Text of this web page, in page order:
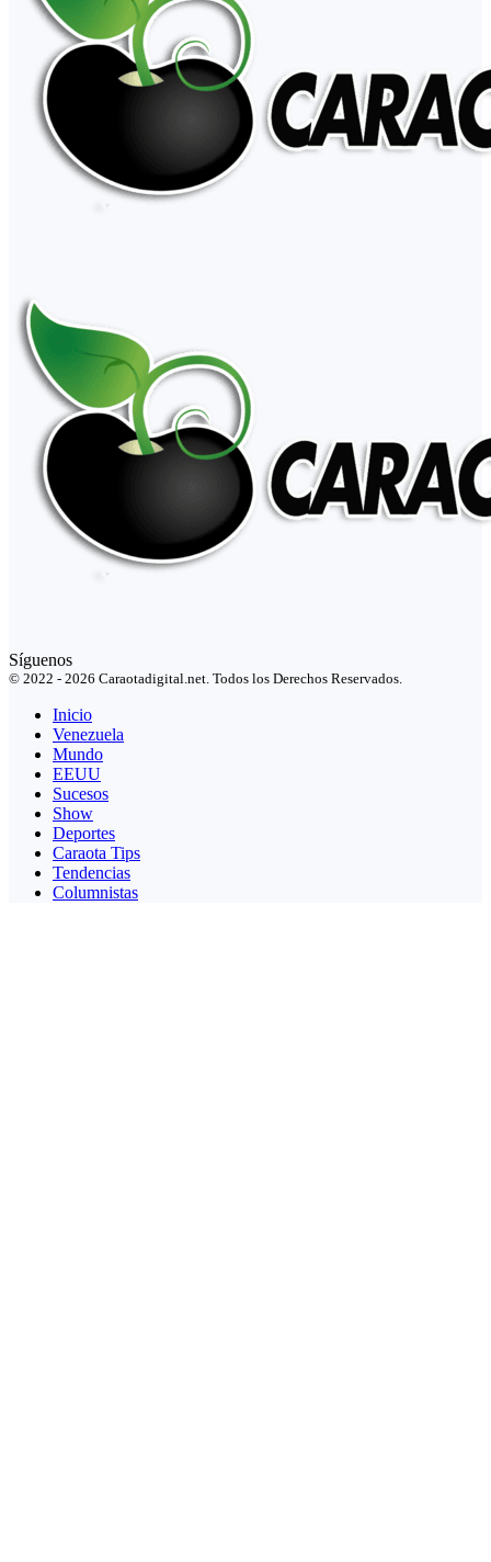
Síguenos
© 2022 - 2026 Caraotadigital.net. Todos los Derechos Reservados.
Inicio
Venezuela
Mundo
EEUU
Sucesos
Show
Deportes
Caraota Tips
Tendencias
Columnistas